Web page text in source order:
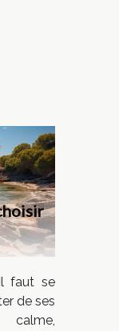
faut se
de ses
calme,